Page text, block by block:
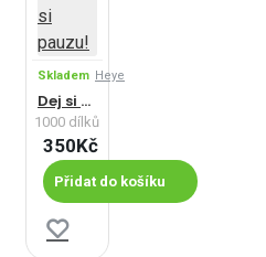
Skladem Heye
Dej si pauzu!
1000 dílků
350Kč
Přidat do košíku